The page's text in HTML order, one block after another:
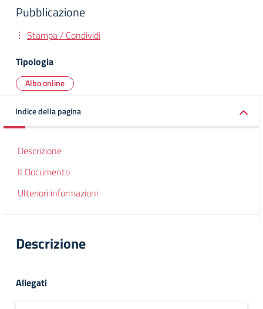
Pubblicazione
Stampa / Condividi
Tipologia
Albo online
Indice della pagina
Descrizione
Il Documento
Ulteriori informazioni
Descrizione
Allegati